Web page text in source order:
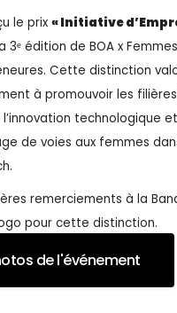
le prix « Initiative
3ᵉ édition de BOA x Femmes
Cette distinction
à promouvoir les filières
technologique
de voies aux femmes
remerciements à la
pour cette distinction.
de l'événement